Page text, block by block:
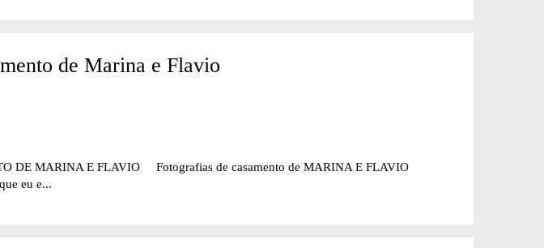
de Marina e Flavio
DE MARINA E FLAVIO Fotografias de casamento de MARINA E FLAVIO
eu e...